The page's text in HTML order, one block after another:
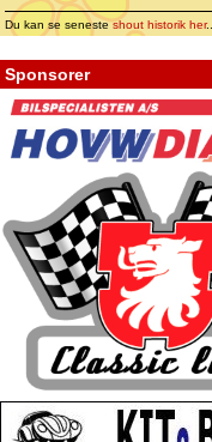
Du kan se senesteshout historik her...
Sponsorer